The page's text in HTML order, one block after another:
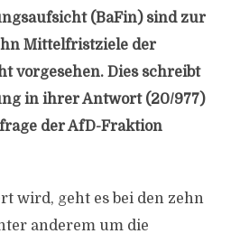
(BaFin) sind zur
Mittelfristziele der
vorgesehen. Dies schreibt
in ihrer Antwort (20/977)
der AfD-Fraktion
wird, geht es bei den zehn
anderem um die